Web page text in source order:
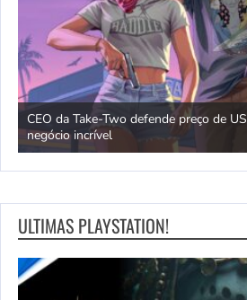
CEO da Take-Two defende preço de
negócio incrível
ULTIMAS PLAYSTATION!